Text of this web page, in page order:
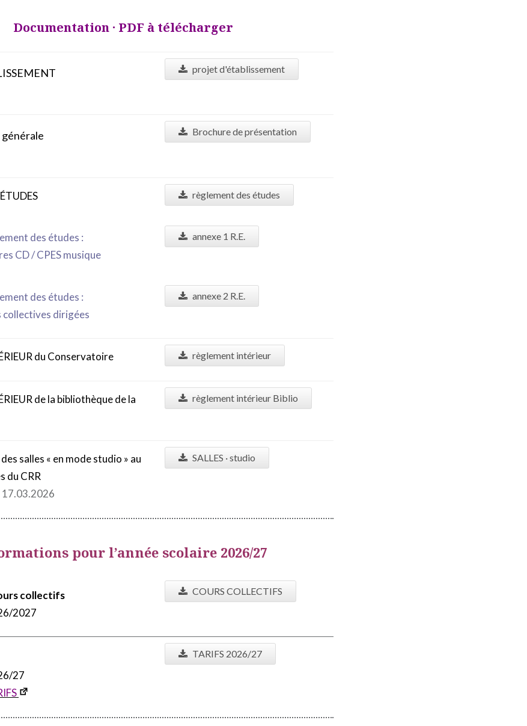
Documentation · PDF à télécharger
projet d'établissement
Brochure de présentation
règlement des études
des études :
CD / CPES musique
annexe 1 R.E.
des études :
dirigées
annexe 2 R.E.
du Conservatoire règlement intérieur
de la bibliothèque de la
règlement intérieur Biblio
salles « en mode studio » au
du CRR
17.03.2026
SALLES · studio
pour l’année scolaire 2026/27
collectifs
2027
COURS COLLECTIFS
27
TARIFS 2026/27